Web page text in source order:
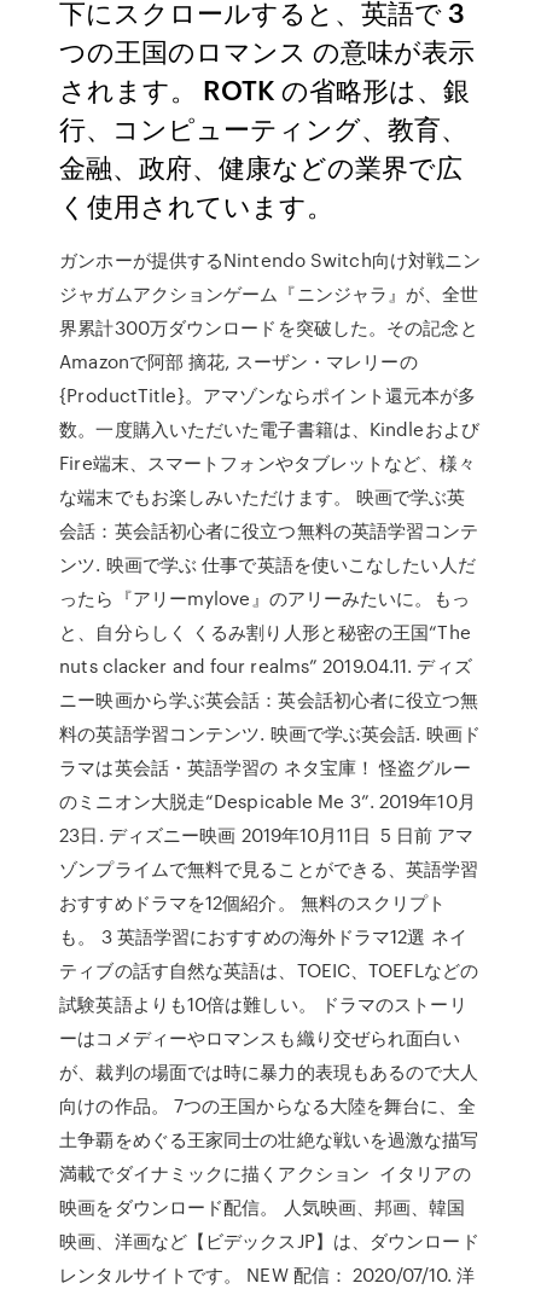
下にスクロールすると、英語で 3
つの王国のロマンス の意味が表示
されます。 ROTK の省略形は、銀
行、コンピューティング、教育、
金融、政府、健康などの業界で広
く使用されています。
ガンホーが提供するNintendo Switch向け対戦ニン
ジャガムアクションゲーム『ニンジャラ』が、全世
界累計300万ダウンロードを突破した。その記念と
Amazonで阿部 摘花, スーザン・マレリーの
{ProductTitle}。アマゾンならポイント還元本が多
数。一度購入いただいた電子書籍は、Kindleおよび
Fire端末、スマートフォンやタブレットなど、様々
な端末でもお楽しみいただけます。 映画で学ぶ英
会話：英会話初心者に役立つ無料の英語学習コンテ
ンツ. 映画で学ぶ 仕事で英語を使いこなしたい人だ
ったら『アリーmylove』のアリーみたいに。もっ
と、自分らしく くるみ割り人形と秘密の王国“The
nuts clacker and four realms” 2019.04.11. ディズ
ニー映画から学ぶ英会話：英会話初心者に役立つ無
料の英語学習コンテンツ. 映画で学ぶ英会話. 映画ド
ラマは英会話・英語学習の ネタ宝庫！ 怪盗グルー
のミニオン大脱走“Despicable Me 3”. 2019年10月
23日. ディズニー映画 2019年10月11日 5 日前 アマ
ゾンプライムで無料で見ることができる、英語学習
おすすめドラマを12個紹介。 無料のスクリプト
も。 3 英語学習におすすめの海外ドラマ12選 ネイ
ティブの話す自然な英語は、TOEIC、TOEFLなどの
試験英語よりも10倍は難しい。 ドラマのストーリ
ーはコメディーやロマンスも織り交ぜられ面白い
が、裁判の場面では時に暴力的表現もあるので大人
向けの作品。 7つの王国からなる大陸を舞台に、全
土争覇をめぐる王家同士の壮絶な戦いを過激な描写
満載でダイナミックに描くアクション イタリアの
映画をダウンロード配信。 人気映画、邦画、韓国
映画、洋画など【ビデックスJP】は、ダウンロード
レンタルサイトです。 NEW 配信： 2020/07/10. 洋